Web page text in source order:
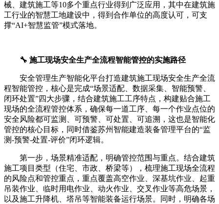
械、建筑施工等10多个重点行业得到广泛应用，其中在建筑施
工行业的智慧工地建设中，得到合作单位的高度认可，可支
撑“AI+智慧监管”模式落地。
🔧 施工现场安全生产全流程智能管控的实施路径
安全管理生产智能化平台打造建筑施工现场安全生产全流
程智能管控，核心是完成“场景适配、数据采集、智能预警、
闭环处置”四大步骤，结合建筑施工工序特点，构建贴合施工
现场的全流程管控体系，确保每一道工序、每一个作业点位的
安全风险都可监测、可预警、可处置、可追溯，这也是智能化
管控的核心目标，同时借鉴苏州智能建造装备管理平台的“监
测-预警-处置-评价”闭环逻辑。
第一步，场景精准适配，明确管控范围与重点。结合建筑
施工项目类型（住宅、市政、桥梁等），梳理施工现场全流程
的风险点和管控重点，重点覆盖高空作业、深基坑作业、起重
吊装作业、临时用电作业、动火作业、交叉作业等高危场景，
以及施工升降机、塔吊等智能装备运行场景。同时，明确各场